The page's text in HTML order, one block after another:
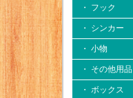
・ フック
・ シンカー
・ 小物
・ その他用品
・ ボックス